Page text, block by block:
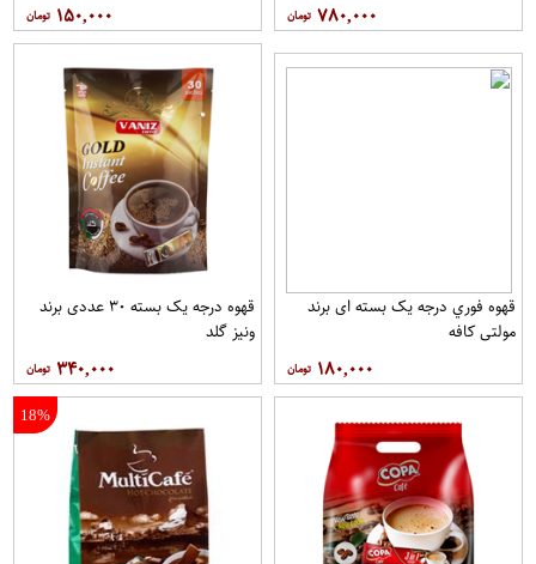
۷۸۰,۰۰۰ ۱۵۰,۰۰۰
قهوه فوري درجه یک بسته ای برند
مولتي کافه
۱۸۰,۰۰۰
قهوه درجه یک بسته ۳۰ عددی برند
ونيز گلد
۳۴۰,۰۰۰
18%